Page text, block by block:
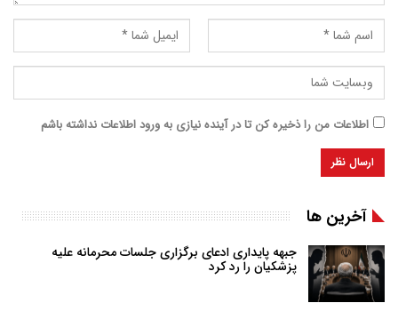
اطلاعات من را ذخیره کن تا در آینده نیازی به ورود اطلاعات نداشته باشم
آخرین ها
جبهه پایداری ادعای برگزاری جلسات محرمانه علیه
پزشکیان را رد کرد